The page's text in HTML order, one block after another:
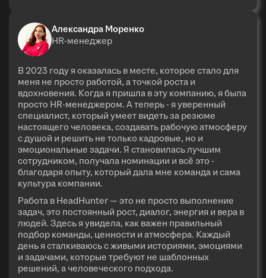
Александра Моренко
HR-менеджер
В 2023 году я оказалась в месте, которое стало для
меня не просто работой, а точкой роста и
вдохновения. Когда я пришла в эту компанию, я была
просто HR-менеджером. А теперь - я уверенный
специалист, который умеет видеть за резюме
настоящего человека, создавать рабочую атмосферу
с душой и решить не только кадровые, но и
эмоциональные задачи. Я становилась лучшим
сотрудником, получала номинации и всё это -
благодаря опыту, который дала мне команда и сама
культура компании.
Работа в HeadHunter — это не просто выполнение
задач, это постоянный рост, диалог, энергия и вера в
людей. Здесь я увидела, как важен правильный
подбор команды, ценности и атмосфера. Каждый
день я сталкиваюсь с живыми историями, эмоциями
и задачами, которые требуют не шаблонных
решений, а человеческого подхода.